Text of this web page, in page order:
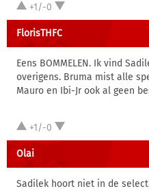
+1/-0
FlorisTHFC
Eens BOMMELEN. Ik vind
overigens. Bruma mist alle
Mauro en Ibi-Jr ook al geen
+1/-0
Olai
Sadilek hoort niet in de